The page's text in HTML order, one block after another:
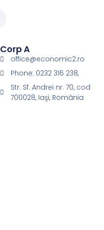
Corp A
office@economic2.ro
Phone: 0232 316 238,
Str. Sf. Andrei nr. 70, cod
700028, Iaşi, România